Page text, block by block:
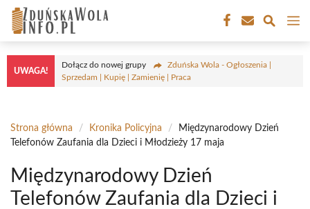
Przejdź
treści
UWAGA!
Dołącz do nowej grupy
Zduńska Wola - Ogłoszenia |
Sprzedam | Kupię | Zamienię | Praca
Strona główna / Kronika Policyjna /
Międzynarodowy Dzień
Telefonów Zaufania dla Dzieci i Młodzieży 17 maja
Międzynarodowy Dzień
Telefonów Zaufania dla Dzieci i